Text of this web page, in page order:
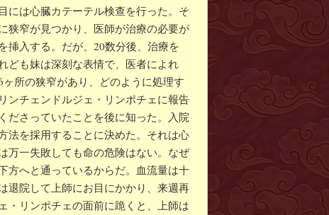
には心臓カテーテル検查を行った。そ
狭窄が見つかり、医師が治療の必要が
挿入する。だが、20数分後、治療を
ども妹は深刻な表情で、医者によれ
所の狭窄があり、どのように処理す
ンチェンドルジェ・リンポチェに報告
ださっていたことを後に知った。入院
法を採用することに決めた。それは心
万一失敗しても命の危険はない。なぜ
方へと通っているからだ。血流量は十
退院して上師にお目にかかり、来週再
・リンポチェの面前に跪くと、上師は